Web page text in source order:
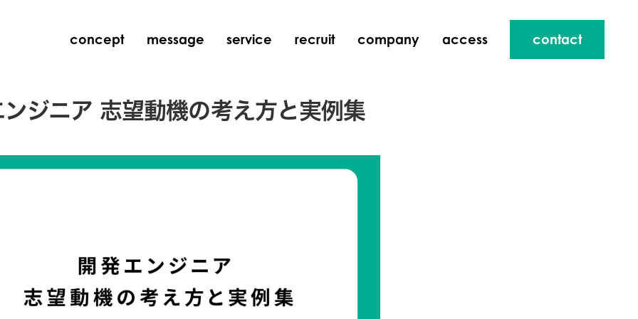
concept message service recruit company access contact
ジニア 志望動機の考え方と実例集